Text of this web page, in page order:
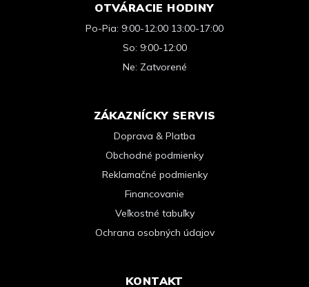
OTVÁRACIE HODINY
Po-Pia: 9:00-12:00 13:00-17:00
So: 9:00-12:00
Ne: Zatvorené
ZÁKAZNÍCKY SERVIS
Doprava & Platba
Obchodné podmienky
Reklamačné podmienky
Financovanie
Veľkostné tabuľky
Ochrana osobných údajov
KONTAKT